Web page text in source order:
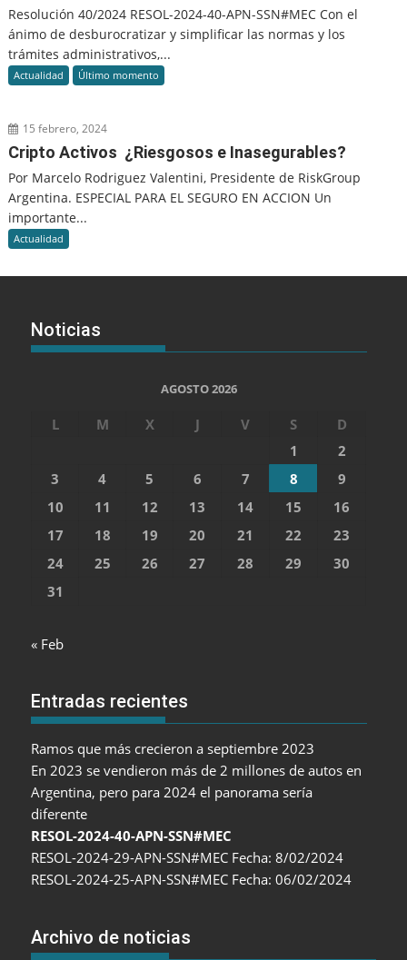
Resolución 40/2024 RESOL-2024-40-APN-SSN#MEC Con el
ánimo de desburocratizar y simplificar las normas y los
trámites administrativos,...
Actualidad Último momento
15 febrero, 2024
Cripto Activos ¿Riesgosos e Inasegurables?
Por Marcelo Rodriguez Valentini, Presidente de RiskGroup
Argentina. ESPECIAL PARA EL SEGURO EN ACCION Un
importante...
Actualidad
Noticias
AGOSTO 2026
L M X J V S
D
1
2
3
4 5 6 7 8
9
10
11 12 13 14 15
16
17
18 19 20 21 22
23
24
25 26 27 28 29
30
31
« Feb
Entradas recientes
Ramos que más crecieron a septiembre 2023
En 2023 se vendieron más de 2 millones de autos en
Argentina, pero para 2024 el panorama sería
diferente
RESOL-2024-40-APN-SSN#MEC
RESOL-2024-29-APN-SSN#MEC Fecha: 8/02/2024
RESOL-2024-25-APN-SSN#MEC Fecha: 06/02/2024
Archivo de noticias